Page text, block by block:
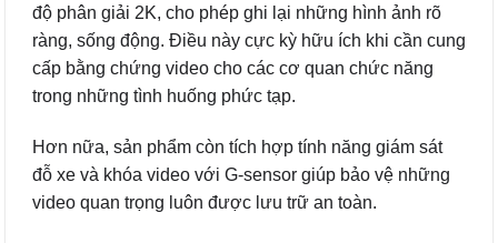
độ phân giải 2K, cho phép ghi lại những hình ảnh rõ
ràng, sống động. Điều này cực kỳ hữu ích khi cần cung
cấp bằng chứng video cho các cơ quan chức năng
trong những tình huống phức tạp.
Hơn nữa, sản phẩm còn tích hợp tính năng giám sát
đỗ xe và khóa video với G-sensor giúp bảo vệ những
video quan trọng luôn được lưu trữ an toàn.